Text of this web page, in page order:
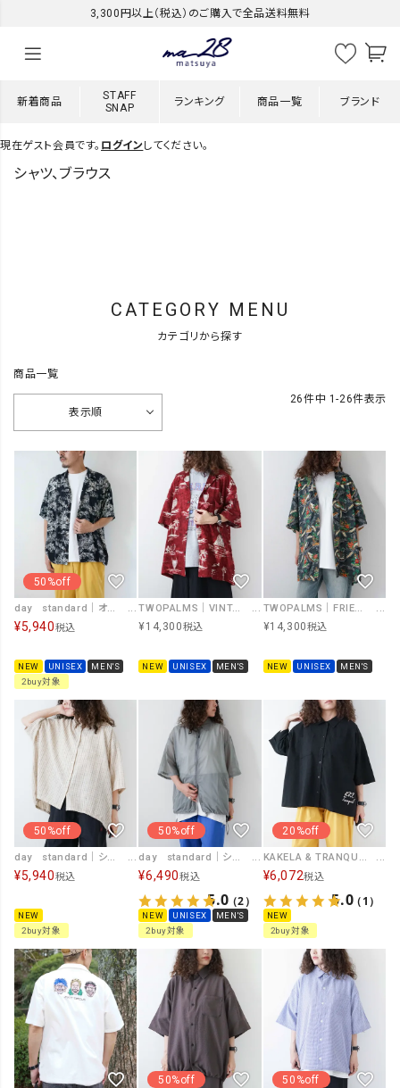
3,300円以上（税込）のご購入で全品送料無料
新着商品
STAFF
SNAP
ランキング 商品一覧 ブランド
現在ゲスト会員です。 ログインしてください。
シャツ、ブラウス
CATEGORY MENU
カテゴリから探す
商品一覧
表示順
26件中 1-26件表示
50%off
day standard｜オープンカラーアロハシャツ [[d-c-028]][D]
¥5,940税込
NEW UNISEX
MEN'S
2buy対象
TWOPALMS｜VINTAGE HAWAII [[501R-12-6S]][D]
¥14,300税込
NEW UNISEX MEN'S
TWOPALMS｜FRIENDRY ISLE [[501R-10-6S]][D]
¥14,300税込
NEW UNISEX MEN'S
50%off
¥5,940税込
NEW
2buy対象
50%off
¥6,490税込
5.0（2）
NEW UNISEX
MEN'S
2buy対象
20%off
KAKELA & TRANQUIL｜ワイド刺繍シャツ [[12603-462-20]][D]
¥6,072税込
5.0（1）
NEW
2buy対象
50%off 50%off